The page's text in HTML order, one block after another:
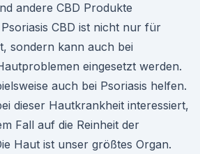
andere CBD Produkte
CBD ist nicht nur für
sondern kann auch bei
eingesetzt werden.
auch bei Psoriasis helfen.
dieser Hautkrankheit interessiert,
Fall auf die Reinheit der
Haut ist unser größtes Organ.